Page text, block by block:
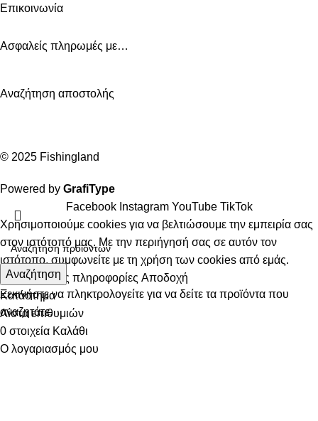
Επικοινωνία
Ασφαλείς πληρωμές με…
Αναζήτηση αποστολής
© 2025 Fishingland
Powered by GrafiType
Αναζήτηση
Ξεκινήστε να πληκτρολογείτε για να δείτε τα προϊόντα που
αναζητάτε.
Facebook Instagram YouTube TikTok
Χρησιμοποιούμε cookies για να βελτιώσουμε την εμπειρία σας
στον ιστότοπό μας. Με την περιήγησή σας σε αυτόν τον
ιστότοπο, συμφωνείτε με τη χρήση των cookies από εμάς.
Περισσότερες πληροφορίες Αποδοχή
Κατάστημα
Λίστα επιθυμιών
0 στοιχεία Καλάθι
Ο λογαριασμός μου